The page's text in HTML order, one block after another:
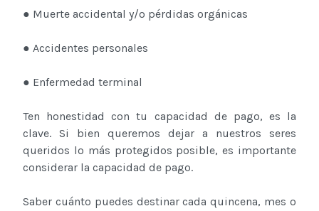
● Muerte accidental y/o pérdidas orgánicas
● Accidentes personales
● Enfermedad terminal
Ten honestidad con tu capacidad de pago, es la
clave. Si bien queremos dejar a nuestros seres
queridos lo más protegidos posible, es importante
considerar la capacidad de pago.
Saber cuánto puedes destinar cada quincena, mes o